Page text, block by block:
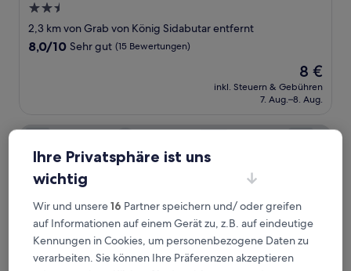
2.5-
Sterne-
Unterkunft
2,3 km von Grab von König Sidabutar entfernt
8.0
Bewertungen)
8,0/10 Sehr gut (15 Bewertungen)
Der
Preis
beträgt
8 €
inkl. Steuern & Gebühren
7. Aug.–8. Aug.
Pandu Lakeside Hotel Tuktuk
Ihre Privatsphäre ist uns
wichtig
Wir und unsere16 Partner speichern und/ oder greifen
auf Informationen auf einem Gerät zu, z.B. auf eindeutige
Kennungen in Cookies, um personenbezogene Daten zu
verarbeiten. Sie können Ihre Präferenzen akzeptieren